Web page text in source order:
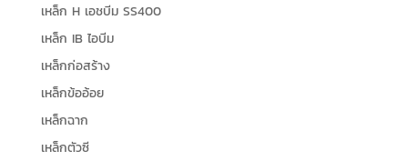
เหล็ก H เอชบีม SS400
เหล็ก IB ไอบีม
เหล็กก่อสร้าง
เหล็กข้ออ้อย
เหล็กฉาก
เหล็กตัวซี